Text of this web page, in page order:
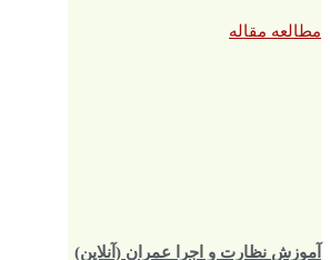
مطالعه مقاله
آموزش نظارت و اجرا عمران (آنلاین)